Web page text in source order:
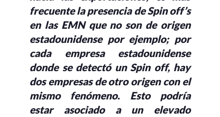
frecuente la presencia de Spin off’s
en las EMN que no son de origen
estadounidense por ejemplo; por
cada empresa estadounidense
donde se detectó un Spin off, hay
dos empresas de otro origen con el
mismo fenómeno. Esto podría
estar asociado a un elevado